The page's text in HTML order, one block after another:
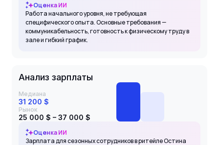
Оценка ИИ
Работа начального уровня, не требующая
специфического опыта. Основные требования —
коммуникабельность, готовность к физическому труду в
зале и гибкий график.
Анализ зарплаты
Медиана
31 200 $
Рынок
25 000 $ – 37 000 $
Оценка ИИ
Зарплата для сезонных сотрудников в ритейле Остина